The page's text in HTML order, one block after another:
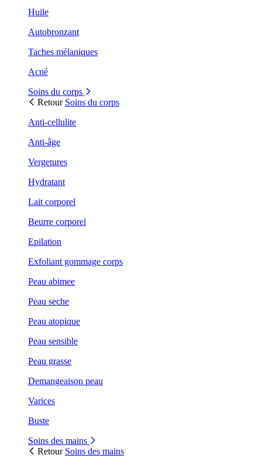
Huile
Autobronzant
Taches mélaniques
Acné
Soins du corps
Retour Soins du corps
Anti-cellulite
Anti-âge
Vergetures
Hydratant
Lait corporel
Beurre corporel
Epilation
Exfoliant gommage corps
Peau abimee
Peau seche
Peau atopique
Peau sensible
Peau grasse
Demangeaison peau
Varices
Buste
Soins des mains
Retour Soins des mains